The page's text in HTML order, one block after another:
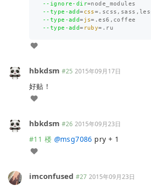
--ignore-dir=
--type-add=css=
--type-add=js=
--type-add= ruby=
hbkdsm #25 2015年09月17日
好贴！
hbkdsm #26 2015年09月23日
#11 楼 @msg7086 pry + 1
imconfused #27 2015年09月23日